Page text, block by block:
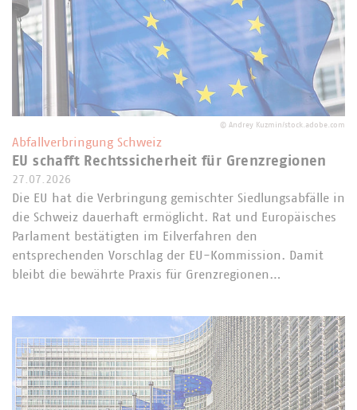
© Andrey Kuzmin/stock.adobe.com
Abfallverbringung Schweiz
EU schafft Rechtssicherheit für Grenzregionen
27.07.2026
Die EU hat die Verbringung gemischter Siedlungsabfälle in
die Schweiz dauerhaft ermöglicht. Rat und Europäisches
Parlament bestätigten im Eilverfahren den
entsprechenden Vorschlag der EU-Kommission. Damit
bleibt die bewährte Praxis für Grenzregionen…